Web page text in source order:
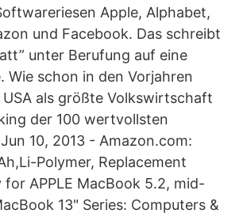
Apple, Alphabet,
und Facebook. Das schreibt
unter Berufung auf eine
Wie schon in den Vorjahren
als größte Volkswirtschaft
der 100 wertvollsten
10, 2013 - Amazon.com:
Polymer, Replacement
APPLE MacBook 5.2, mid-
13" Series: Computers &